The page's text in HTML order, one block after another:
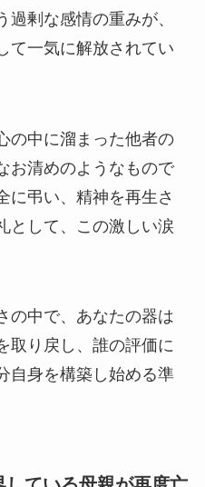
過剰な感情の重みが、
て一気に解放されてい
の中に溜まった他者の
お清めのようなもので
に弔い、精神を再生さ
として、この激しい涙
の中で、あなたの器は
取り戻し、誰の評価に
自身を構築し始める準